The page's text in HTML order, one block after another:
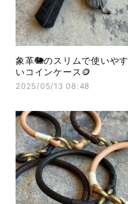
象革🐘のスリムで使いやす
いコインケース🪙
2025/05/13 08:48